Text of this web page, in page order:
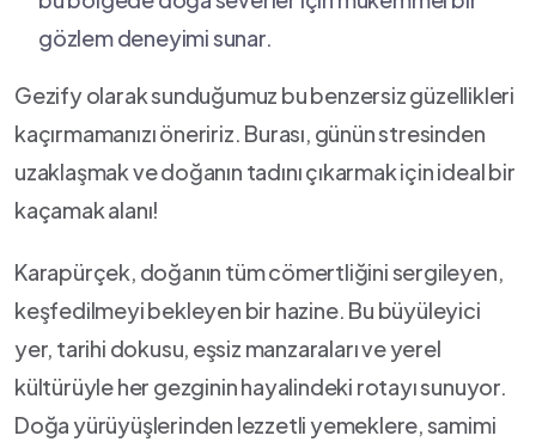
gözlem deneyimi sunar.
Gezify olarak sunduğumuz bu benzersiz güzellikleri
kaçırmamanızı öneririz. Burası, günün stresinden
‌uzaklaşmak ve doğanın tadını çıkarmak için ideal ‌bir
kaçamak alanı!
Karapürçek,​ doğanın tüm cömertliğini sergileyen,
keşfedilmeyi ​bekleyen bir hazine. Bu‍ büyüleyici
yer, ‍tarihi‍ dokusu, ⁤eşsiz manzaraları ve yerel​
kültürüyle her gezginin‍ hayalindeki rotayı sunuyor.
Doğa yürüyüşlerinden lezzetli yemeklere, ⁢samimi⁤